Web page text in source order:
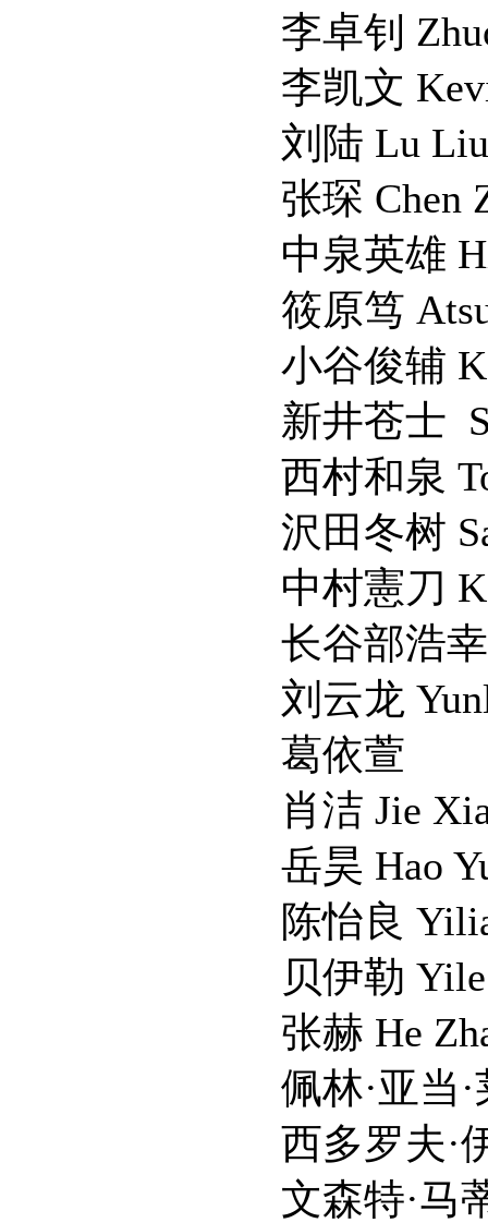
李卓钊
李凯文 Kevin
刘陆 Lu Liu
张琛 Chen
中泉英雄 Hideo
筱原笃 Atsushi
小谷俊辅
新井苍士
西村和泉
沢田冬树
中村憲刀
长谷部浩幸
刘云龙
葛依萱
肖洁 Jie
岳昊 Hao
陈怡良 Yiliang
贝伊勒 Yile
张赫 He
佩林·亚当·莱昂·
西多罗夫·伊利
文森特·马蒂尔